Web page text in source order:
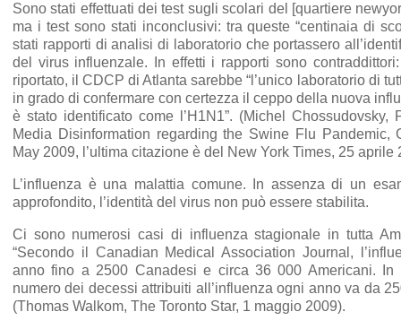
Sono stati effettuati dei test sugli scolari del [quartiere
ma i test sono stati inconclusivi: tra queste “centinaia di
stati rapporti di analisi di laboratorio che portassero
del virus influenzale. In effetti i rapporti sono
riportato, il CDCP di Atlanta sarebbe “l’unico laboratorio di
in grado di confermare con certezza il ceppo della nuova
è stato identificato come l’H1N1”. (Michel Chossudovsky,
Media Disinformation regarding the Swine Flu Pandemic,
May 2009, l’ultima citazione è del New York Times, 25 aprile
L’influenza è una malattia comune. In assenza di un
approfondito, l’identità del virus non può essere stabilita.
Ci sono numerosi casi di influenza stagionale in tutta
“Secondo il Canadian Medical Association Journal,
anno fino a 2500 Canadesi e circa 36 000 Americani. In
numero dei decessi attribuiti all’influenza ogni anno va da
(Thomas Walkom, The Toronto Star, 1 maggio 2009).